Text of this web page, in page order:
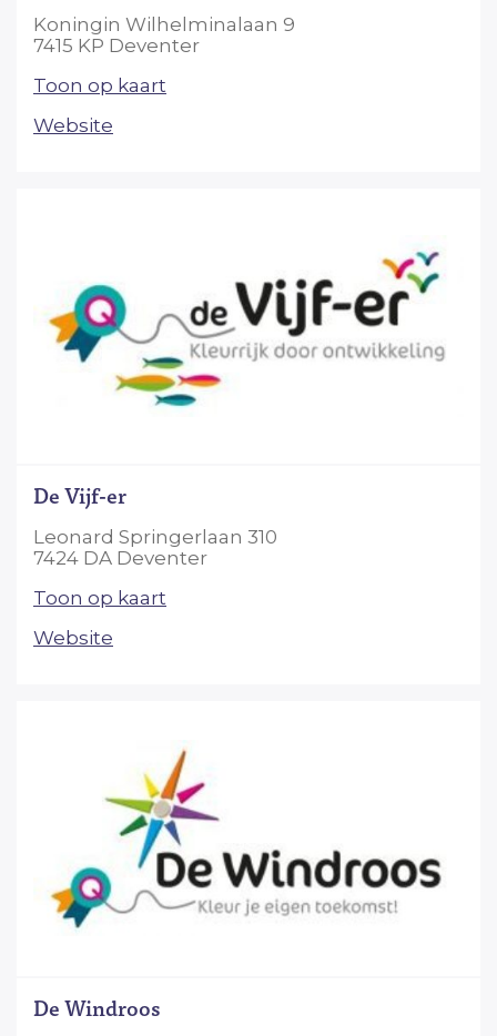
Koningin Wilhelminalaan 9
7415 KP Deventer
Toon op kaart
Website
De Vijf-er
Leonard Springerlaan 310
7424 DA Deventer
Toon op kaart
Website
De Windroos